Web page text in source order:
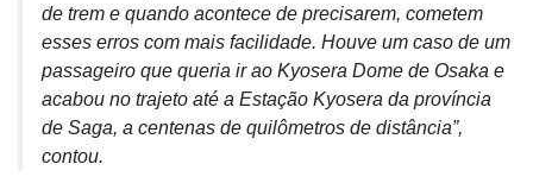
de trem e quando acontece de precisarem, cometem
esses erros com mais facilidade. Houve um caso de um
passageiro que queria ir ao Kyosera Dome de Osaka e
acabou no trajeto até a Estação Kyosera da província
de Saga, a centenas de quilômetros de distância”,
contou.